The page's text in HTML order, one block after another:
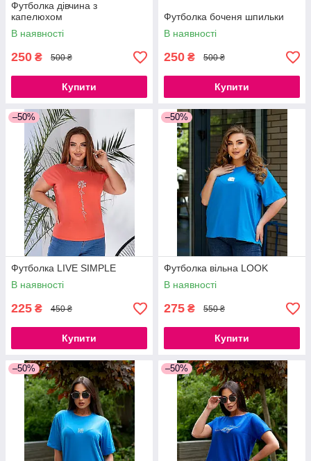
Футболка дівчина з
капелюхом
В наявності
250 ₴ 500 ₴
Купити
Футболка боченя шпильки
В наявності
250 ₴ 500 ₴
Купити
–50%
Футболка LIVE SIMPLE
В наявності
225 ₴ 450 ₴
Купити
–50%
Футболка вільна LOOK
В наявності
275 ₴ 550 ₴
Купити
–50% –50%